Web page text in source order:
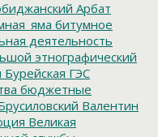
Арбат
битумное
деятельность
этнографический
Бурейская ГЭС
бюджетные
Валентин
Великая